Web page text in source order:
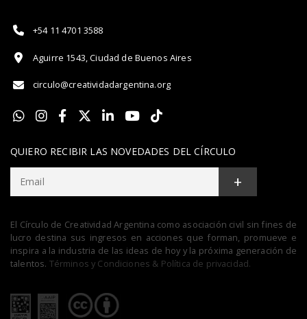
+54 11 4701 3588
Aguirre 1543, Ciudad de Buenos Aires
circulo@creatividadargentina.org
QUIERO RECIBIR LAS NOVEDADES DEL CÍRCULO
+
El Círculo de Creatividad Argentina como asociación civil sin fines de
lucro destina sus ingresos en acciones que forman, promueve e
inspira a la industria de las ideas de hoy y la próxima generación de
talentos. Términos y Condiciones & Política de privacidad.